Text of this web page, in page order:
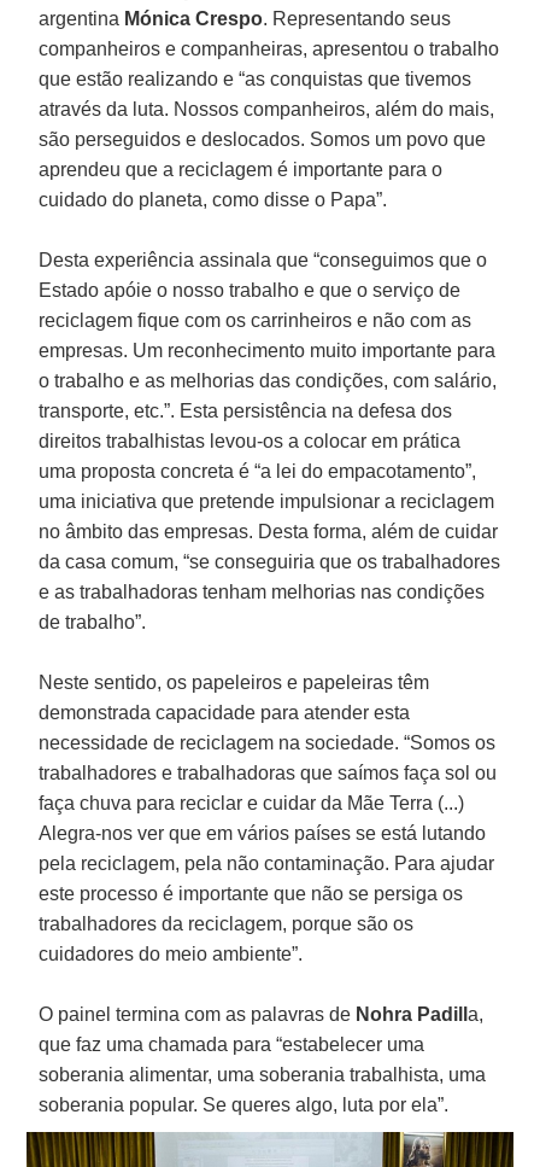
argentina Mónica Crespo. Representando seus
companheiros e companheiras, apresentou o trabalho
que estão realizando e “as conquistas que tivemos
através da luta. Nossos companheiros, além do mais,
são perseguidos e deslocados. Somos um povo que
aprendeu que a reciclagem é importante para o
cuidado do planeta, como disse o Papa”.
Desta experiência assinala que “conseguimos que o
Estado apóie o nosso trabalho e que o serviço de
reciclagem fique com os carrinheiros e não com as
empresas. Um reconhecimento muito importante para
o trabalho e as melhorias das condições, com salário,
transporte, etc.”. Esta persistência na defesa dos
direitos trabalhistas levou-os a colocar em prática
uma proposta concreta é “a lei do empacotamento”,
uma iniciativa que pretende impulsionar a reciclagem
no âmbito das empresas. Desta forma, além de cuidar
da casa comum, “se conseguiria que os trabalhadores
e as trabalhadoras tenham melhorias nas condições
de trabalho”.
Neste sentido, os papeleiros e papeleiras têm
demonstrada capacidade para atender esta
necessidade de reciclagem na sociedade. “Somos os
trabalhadores e trabalhadoras que saímos faça sol ou
faça chuva para reciclar e cuidar da Mãe Terra (...)
Alegra-nos ver que em vários países se está lutando
pela reciclagem, pela não contaminação. Para ajudar
este processo é importante que não se persiga os
trabalhadores da reciclagem, porque são os
cuidadores do meio ambiente”.
O painel termina com as palavras de Nohra Padilla,
que faz uma chamada para “estabelecer uma
soberania alimentar, uma soberania trabalhista, uma
soberania popular. Se queres algo, luta por ela”.